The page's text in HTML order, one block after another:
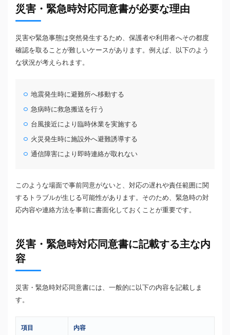
災害・緊急時対応同意書が必要な理由
災害や緊急事態は突然発生するため、保護者や利用者へその都度
確認を取ることが難しいケースがあります。例えば、以下のよう
な状況が考えられます。
地震発生時に避難所へ移動する
急病時に救急搬送を行う
台風接近により臨時休業を実施する
火災発生時に施設外へ避難誘導する
通信障害により即時連絡が取れない
このような場面で事前同意がないと、対応の遅れや責任範囲に関
するトラブルが生じる可能性があります。そのため、緊急時の対
応内容や連絡方法を事前に書面化しておくことが重要です。
災害・緊急時対応同意書に記載する主な内
容
災害・緊急時対応同意書には、一般的に以下の内容を記載しま
す。
項目 内容